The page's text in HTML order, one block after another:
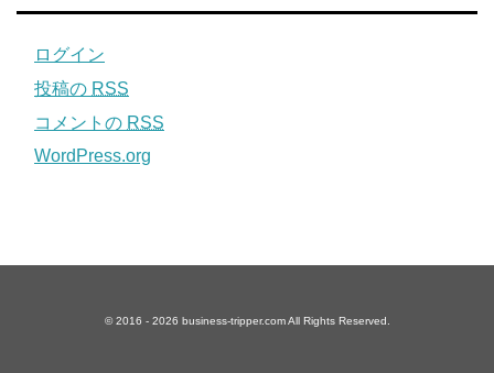
ログイン
投稿の RSS
コメントの RSS
WordPress.org
© 2016 - 2026 business-tripper.com All Rights Reserved.